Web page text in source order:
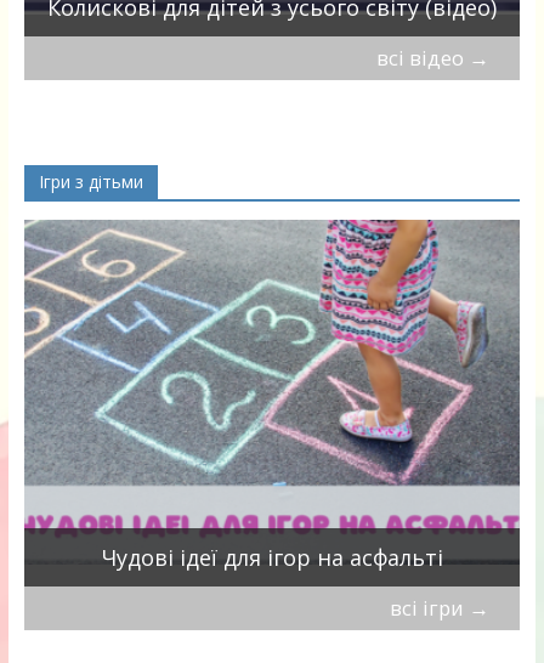
Колискові для дітей з усього світу (відео)
всі відео →
Ігри з дітьми
Чудові ідеї для ігор на асфальті
всі ігри →